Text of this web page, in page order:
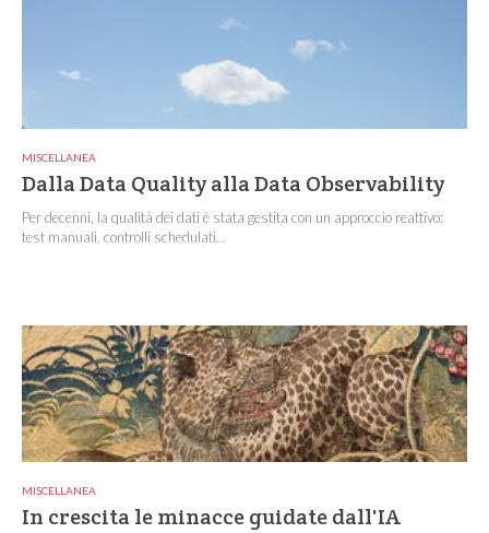
MISCELLANEA
Dalla Data Quality alla Data Observability
Per decenni, la qualità dei dati è stata gestita con un approccio reattivo:
test manuali, controlli schedulati...
MISCELLANEA
In crescita le minacce guidate dall'IA